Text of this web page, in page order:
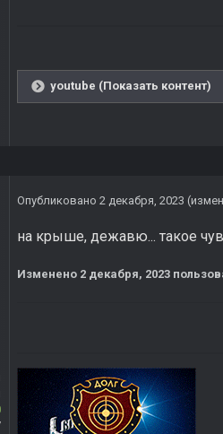
youtube (Показать контент)
Опубликовано 2 декабря, 2023
на крыше, дежавю... такое
Изменено 2 декабря, 2023